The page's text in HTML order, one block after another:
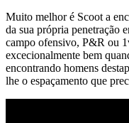
Muito melhor é Scoot a
da sua própria penetração
campo ofensivo, P&R ou
excecionalmente bem
encontrando homens
lhe o espaçamento que